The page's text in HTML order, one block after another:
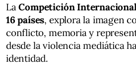
LaCompetición
16 países, explora la imagen
conflicto, memoria y
desde la violencia mediática
identidad.